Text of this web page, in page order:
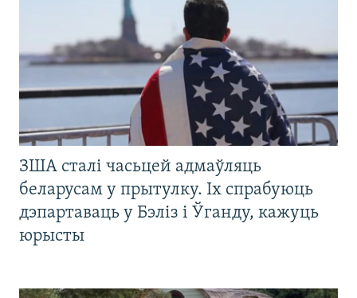
ЗША сталі часьцей адмаўляць
беларусам у прытулку. Іх спрабуюць
дэпартаваць у Бэліз і Ўганду, кажуць
юрысты